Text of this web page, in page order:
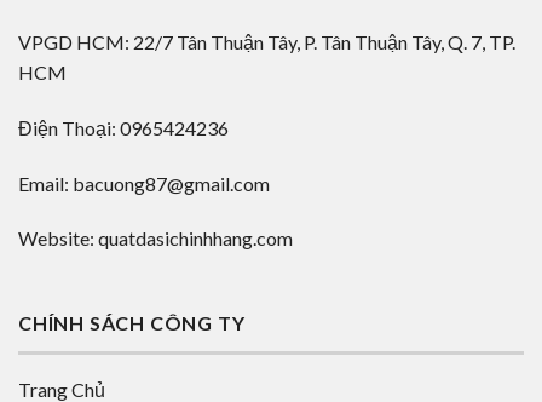
VPGD HCM: 22/7 Tân Thuận Tây, P. Tân Thuận Tây, Q. 7, TP.
HCM
Điện Thoại: 0965424236
Email: bacuong87@gmail.com
Website: quatdasichinhhang.com
CHÍNH SÁCH CÔNG TY
Trang Chủ